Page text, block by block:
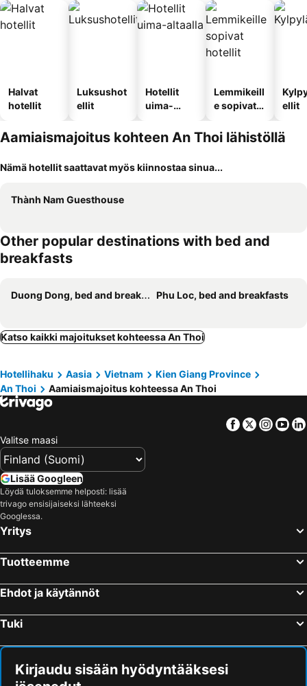
Halvat
hotellit
Luksushot
ellit
Hotellit
uima-
Lemmikeill
e sopivat
ellit
Aamiaismajoitus kohteen An Thoi lähistöllä
Nämä hotellit saattavat myös kiinnostaa sinua...
Thành Nam Guesthouse
Other popular destinations with bed and
breakfasts
Duong Dong, bed and breakfasts Phu Loc, bed and breakfasts
Katso kaikki majoitukset kohteessa An Thoi
Hotellihaku Aasia Vietnam
Kien Giang Province
An Thoi
Aamiaismajoitus kohteessa An Thoi
Facebook
Twitter
Valitse maasi
Lisää Googleen
Löydä tuloksemme helposti: lisää
trivago ensisijaiseksi lähteeksi
Googlessa.
Yritys
Tuotteemme
Ehdot ja käytännöt
Tuki
Kirjaudu sisään hyödyntääksesi